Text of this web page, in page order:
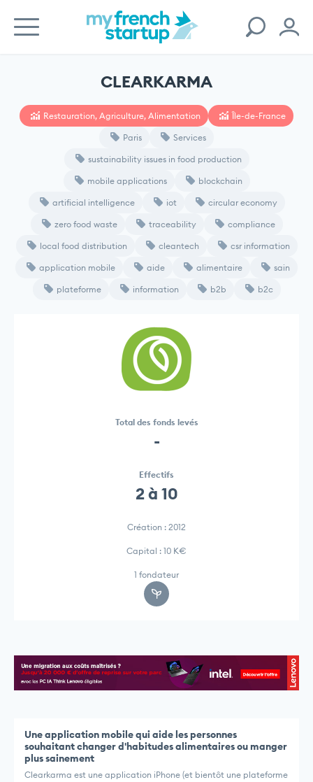
CLEARKARMA
Restauration, Agriculture, Alimentation Île-de-France
Paris Services
sustainability issues in food production
mobile applications blockchain
artificial intelligence iot circular economy
zero food waste traceability compliance
local food distribution cleantech csr information
application mobile aide alimentaire sain
plateforme information b2b b2c
Total des fonds levés
-
Effectifs
2 à 10
Création : 2012
Capital : 10 K€
1 fondateur
Une application mobile qui aide les personnes
souhaitant changer d'habitudes alimentaires ou manger
plus sainement
Clearkarma est une application iPhone (et bientôt une plateforme